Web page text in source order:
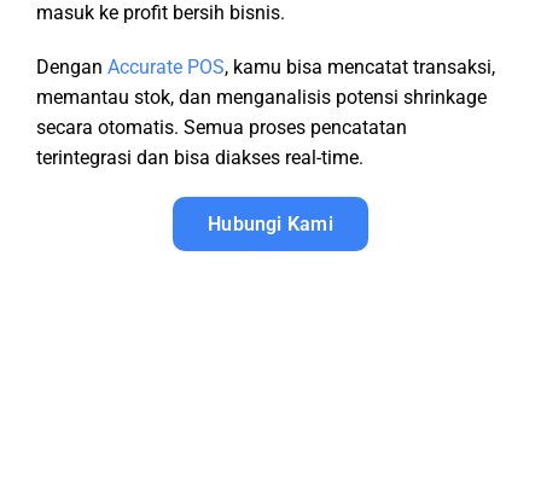
masuk ke profit bersih bisnis.
Dengan Accurate POS, kamu bisa mencatat transaksi,
memantau stok, dan menganalisis potensi shrinkage
secara otomatis. Semua proses pencatatan
terintegrasi dan bisa diakses real-time.
Hubungi Kami